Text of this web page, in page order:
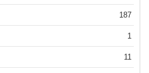
187
1
11